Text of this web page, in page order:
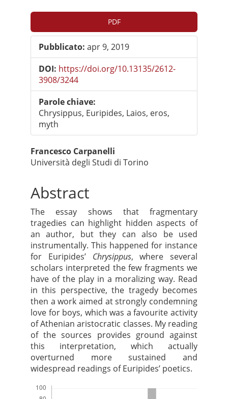
Barra
laterale
dell'articolo
PDF
Pubblicato: apr 9, 2019
DOI: https://doi.org/10.13135/2612-
3908/3244
Parole chiave:
Chrysippus, Euripides, Laios, eros,
myth
Contenuto
principale
dell'articolo
Francesco Carpanelli
Università degli Studi di Torino
Abstract
The essay shows that fragmentary
tragedies can highlight hidden aspects of
an author, but they can also be used
instrumentally. This happened for instance
for Euripides’ Chrysippus, where several
scholars interpreted the few fragments we
have of the play in a moralizing way. Read
in this perspective, the tragedy becomes
then a work aimed at strongly condemning
love for boys, which was a favourite activity
of Athenian aristocratic classes. My reading
of the sources provides ground against
this interpretation, which actually
overturned more sustained and
widespread readings of Euripides’ poetics.